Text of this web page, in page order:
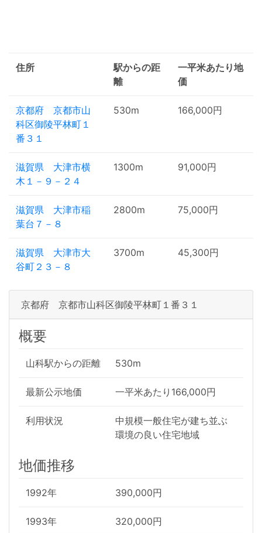
住所
駅からの距
離
一平米あたり地
価
京都府 京都市山
科区御陵平林町１
番３１
530m 166,000円
滋賀県 大津市横
木１－９－２４
1300m 91,000円
滋賀県 大津市稲
葉台７－８
2800m 75,000円
滋賀県 大津市大
谷町２３－８
3700m 45,300円
京都府 京都市山科区御陵平林町１番３１
概要
山科駅からの距離 530m
最新公示地価 一平米あたり166,000円
利用状況
中規模一般住宅が建ち並ぶ
環境の良い住宅地域
地価推移
1992年 390,000円
1993年 320,000円